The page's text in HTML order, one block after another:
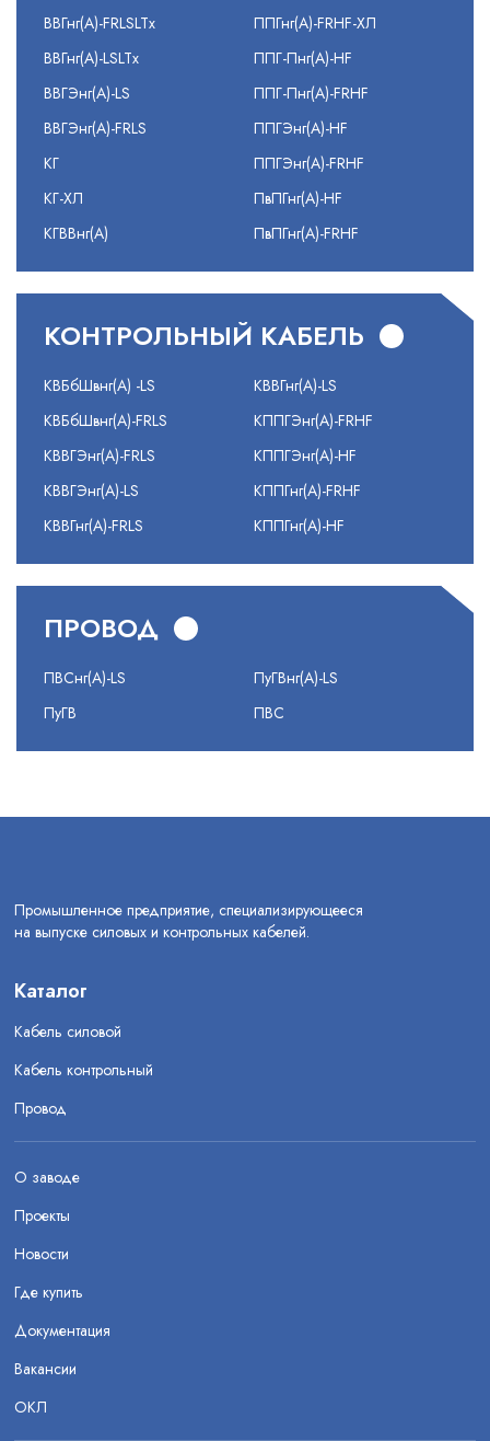
ВВГнг(А)-FRLSLTx
ВВГнг(А)-LSLTx
ВВГЭнг(А)-LS
ВВГЭнг(А)-FRLS
КГ
КГ-ХЛ
КГВВнг(А)
ППГнг(А)-FRHF-ХЛ
ППГ-Пнг(А)-HF
ППГ-Пнг(А)-FRHF
ППГЭнг(А)-HF
ППГЭнг(А)-FRHF
ПвПГнг(А)-HF
ПвПГнг(А)-FRHF
КОНТРОЛЬНЫЙ КАБЕЛЬ
КВБбШвнг(А) -LS
КВБбШвнг(А)-FRLS
КВВГЭнг(А)-FRLS
КВВГЭнг(А)-LS
КВВГнг(А)-FRLS
КВВГнг(А)-LS
КППГЭнг(А)-FRHF
КППГЭнг(А)-HF
КППГнг(А)-FRHF
КППГнг(А)-HF
ПРОВОД
ПВСнг(А)-LS
ПуГВ
ПуГВнг(А)-LS
ПВС
Промышленное предприятие, специализирующееся
на выпуске силовых и контрольных кабелей.
Каталог
Кабель силовой
Кабель контрольный
Провод
О заводе
Проекты
Новости
Где купить
Документация
Вакансии
ОКЛ